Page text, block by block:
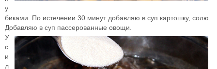
у
биками. По истечении 30 минут добавляю в суп картошку, солю.
Добавляю в суп пассерованные овощи.
У
с
и
л